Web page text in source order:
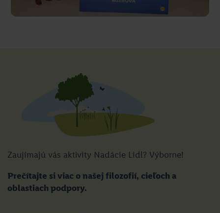
Zaujímajú vás aktivity Nadácie Lidl? Výborne!
Prečítajte si viac o našej filozofií, cieľoch a
oblastiach podpory.